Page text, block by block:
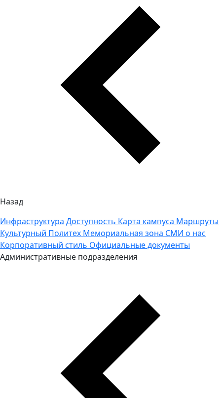
Назад
Инфраструктура Доступность Карта кампуса Маршруты
Культурный Политех Мемориальная зона СМИ о нас
Корпоративный стиль Официальные документы
Административные подразделения